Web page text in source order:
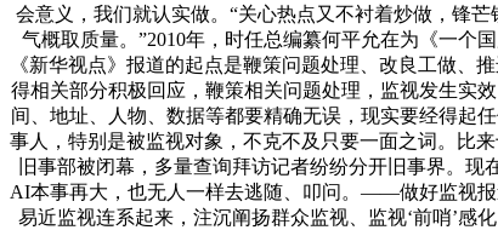
会意义，我们就认实做。“关心热点又不衬着炒做，锋
气概取质量。”2010年，时任总编纂何平允在为《一个
《新华视点》报道的起点是鞭策问题处理、改良工做、
得相关部分积极回应，鞭策相关问题处理，监视发生实
间、地址、人物、数据等都要精确无误，现实要经得起
事人，特别是被监视对象，不克不及只要一面之词。比
旧事部被闭幕，多量查询拜访记者纷纷分开旧事界。
AI本事再大，也无人一样去逃随、叩问。——做好监视报
易近监视连系起来，注沉阐扬群众监视、监视‘前哨’